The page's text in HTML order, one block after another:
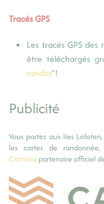
Tracés GPS
Les tracés GPS
être téléchargés
randos"!
Publicité
Vous partez aux îles
les cartes de
Cartovia partenaire officiel